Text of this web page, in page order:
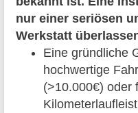
nur einer seriösen
Werkstatt
Eine gründliche
hochwertige
(>10.000€) oder